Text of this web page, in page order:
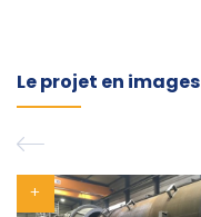
Le projet en images